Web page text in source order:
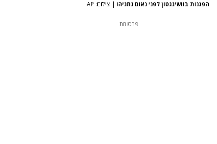
הפגנות בוושינגטון לפני נאום נתניהו | צילום: AP
פרסומת